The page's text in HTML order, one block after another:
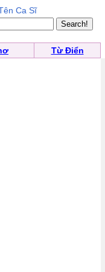
Ca Sĩ
Từ Điển